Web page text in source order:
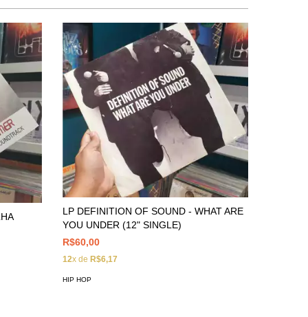
LP DEFINITION OF SOUND - WHAT ARE
YOU UNDER (12" SINGLE)
R$60,00
12x de R$6,17
HIP HOP